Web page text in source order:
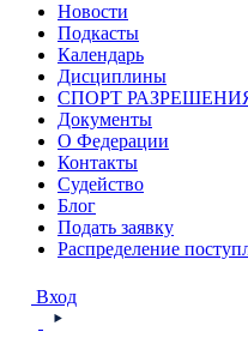
Новости
Подкасты
Календарь
Дисциплины
СПОРТ
Документы
О Федерации
Контакты
Судейство
Блог
Подать заявку
Распределение
Вход